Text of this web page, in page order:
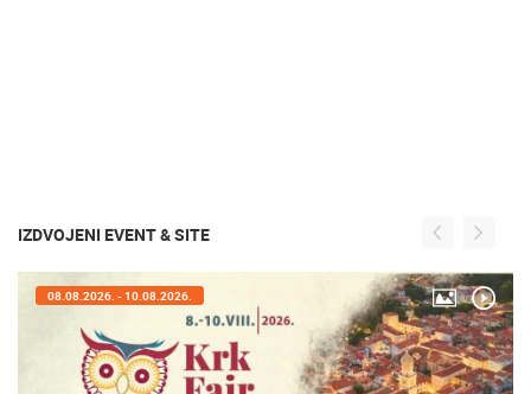
IZDVOJENI EVENT & SITE
05.08.2026. - 08.08.2026.